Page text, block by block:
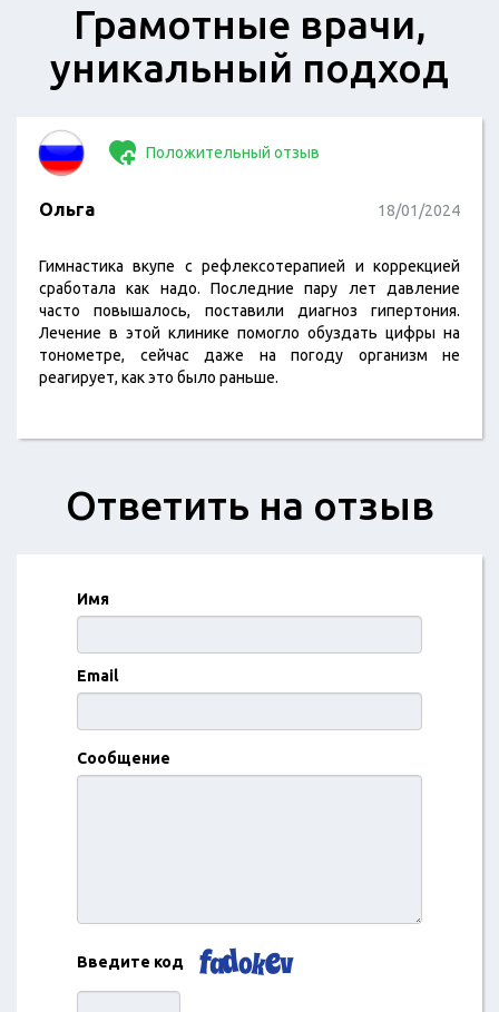
Грамотные врачи,
уникальный подход
Положительный отзыв
Ольга 18/01/2024
Гимнастика вкупе с рефлексотерапией и коррекцией
сработала как надо. Последние пару лет давление
часто повышалось, поставили диагноз гипертония.
Лечение в этой клинике помогло обуздать цифры на
тонометре, сейчас даже на погоду организм не
реагирует, как это было раньше.
Ответить на отзыв
Имя
Email
Сообщение
Введите код